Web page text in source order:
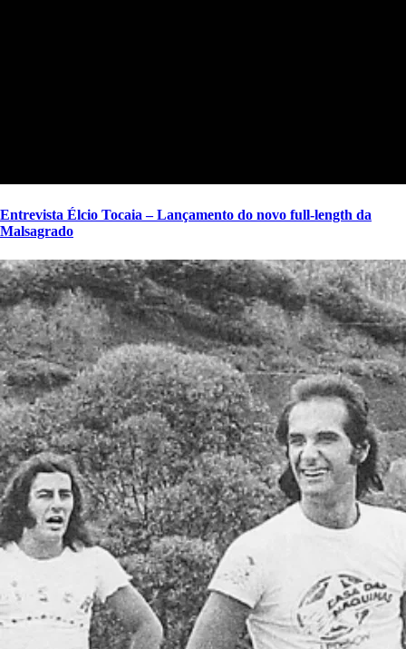
Entrevista Élcio Tocaia – Lançamento do novo full-length da
Malsagrado